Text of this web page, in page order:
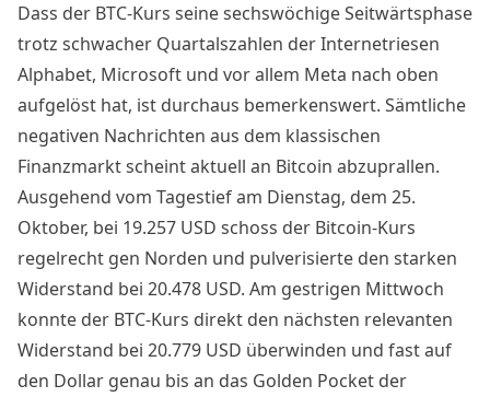
Dass der BTC-Kurs seine sechswöchige Seitwärtsphase
trotz schwacher Quartalszahlen der Internetriesen
Alphabet, Microsoft und vor allem Meta nach oben
aufgelöst hat, ist durchaus bemerkenswert. Sämtliche
negativen Nachrichten aus dem klassischen
Finanzmarkt scheint aktuell an Bitcoin abzuprallen.
Ausgehend vom Tagestief am Dienstag, dem 25.
Oktober, bei 19.257 USD schoss der Bitcoin-Kurs
regelrecht gen Norden und pulverisierte den starken
Widerstand bei 20.478 USD. Am gestrigen Mittwoch
konnte der BTC-Kurs direkt den nächsten relevanten
Widerstand bei 20.779 USD überwinden und fast auf
den Dollar genau bis an das Golden Pocket der